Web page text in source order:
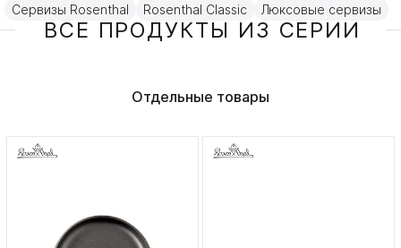
Сервизы Rosenthal Rosenthal Classic Люксовые сервизы
ВСЕ ПРОДУКТЫ ИЗ СЕРИИ
Отдельные товары